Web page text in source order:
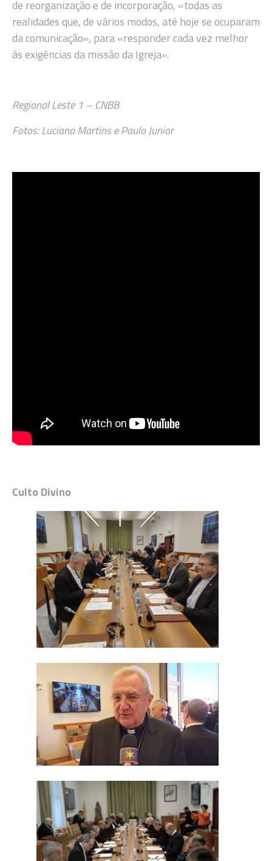
de reorganização e de incorporação, «todas as
realidades que, de vários modos, até hoje se ocuparam
da comunicação», para «responder cada vez melhor
às exigências da missão da Igreja».
Regional Leste 1 – CNBB
Fotos: Luciana Martins e Paulo Junior
Culto Divino